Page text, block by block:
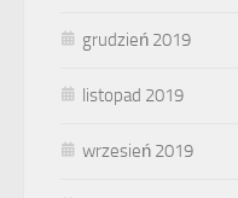
grudzień 2019
listopad 2019
wrzesień 2019